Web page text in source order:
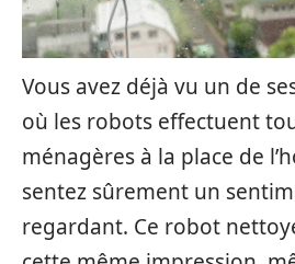
Vous avez déjà vu un de
où les robots effectuent
ménagères à la place de
sentez sûrement un
regardant. Ce robot